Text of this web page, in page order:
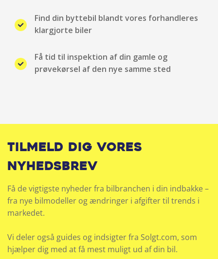
Tonede ruder
Trådløs mobilopladning
Find din byttebil blandt vores forhandleres
klargjorte biler
Få tid til inspektion af din gamle og
prøvekørsel af den nye samme sted
Tilmeld dig vores
nyhedsbrev
Få de vigtigste nyheder fra bilbranchen i din indbakke –
fra nye bilmodeller og ændringer i afgifter til trends i
markedet.
Vi deler også guides og indsigter fra Solgt.com, som
hjælper dig med at få mest muligt ud af din bil.